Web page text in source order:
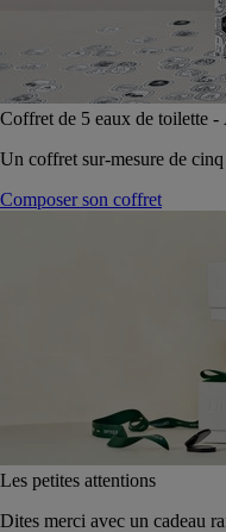
Coffret de 5 eaux de toilette -
Un coffret sur-mesure de
Composer son coffret
Les petites attentions
Dites merci avec un cadeau